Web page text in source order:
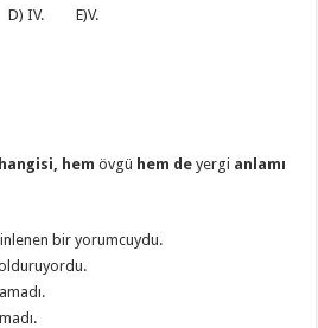
IV. E)V.
hem övgü hem deyergi anlamı
bir yorumcuydu.